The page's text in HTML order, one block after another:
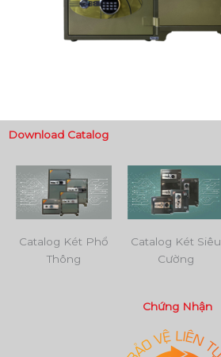
Download Catalog
Catalog Két Phổ
Thông
Catalog Két Siêu
Cường
Chứng Nhận